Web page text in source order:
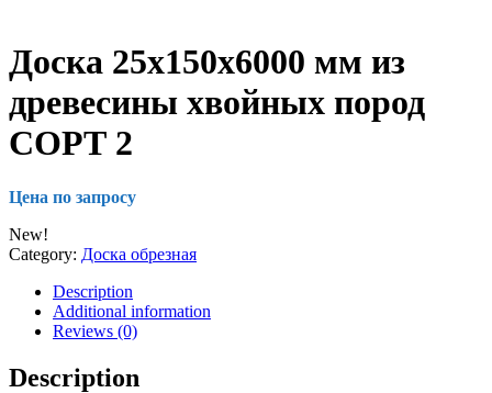
Доска 25x150x6000 мм из
древесины хвойных пород
СОРТ 2
Цена по запросу
New!
Category: Доска обрезная
Description
Additional information
Reviews (0)
Description